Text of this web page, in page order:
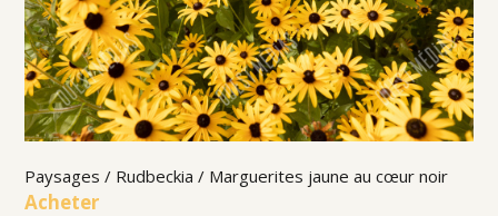
Paysages / Rudbeckia / Marguerites jaune au cœur noir
Acheter